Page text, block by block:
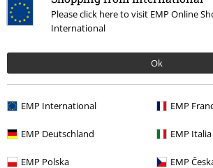
Please click here to visit EMP Online
International
Ok
EMP International EMP
EMP Deutschland EMP Italia
EMP Polska EMP